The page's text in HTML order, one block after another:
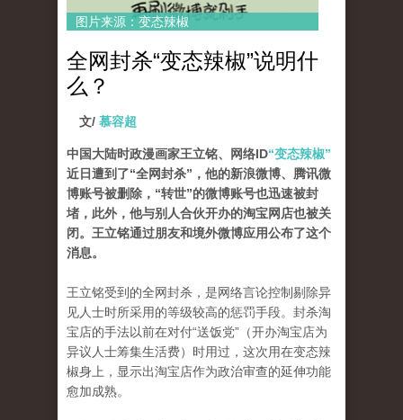
图片来源：变态辣椒
全网封杀“变态辣椒”说明什
么？
文/ 慕容超
中国大陆时政漫画家王立铭、网络ID“变态辣椒”
近日遭到了“全网封杀”，他的新浪微博、腾讯微
博账号被删除，“转世”的微博账号也迅速被封
堵，此外，他与别人合伙开办的淘宝网店也被关
闭。王立铭通过朋友和境外微博应用公布了这个
消息。
王立铭受到的全网封杀，是网络言论控制剔除异
见人士时所采用的等级较高的惩罚手段。封杀淘
宝店的手法以前在对付“送饭党”（开办淘宝店为
异议人士筹集生活费）时用过，这次用在变态辣
椒身上，显示出淘宝店作为政治审查的延伸功能
愈加成熟。